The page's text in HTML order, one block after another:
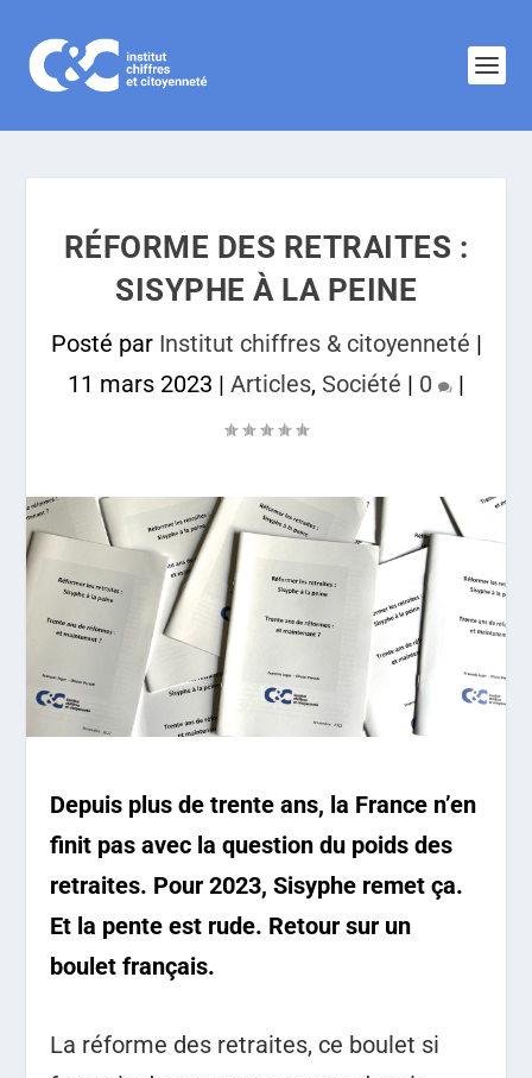
RÉFORME DES RETRAITES :
SISYPHE À LA PEINE
Posté par Institut chiffres & citoyenneté |
11 mars 2023 | Articles, Société | 0 |
Depuis plus de trente ans, la France n’en
finit pas avec la question du poids des
retraites. Pour 2023, Sisyphe remet ça.
Et la pente est rude. Retour sur un
boulet français.
La réforme des retraites, ce boulet si